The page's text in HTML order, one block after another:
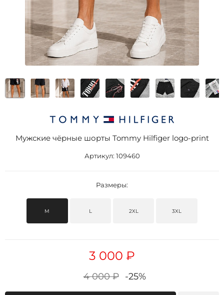
Мужские чёрные шорты Tommy Hilfiger logo-print
Артикул: 109460
Размеры:
M L 2XL 3XL
3 000 ₽
4 000 ₽ -25%